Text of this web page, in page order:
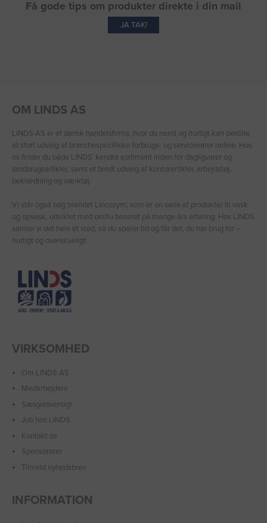
Få gode tips om produkter direkte i din mail
JA TAK!
OM LINDS AS
LINDS AS er et dansk handelsfirma, hvor du nemt og hurtigt kan bestille
et stort udvalg af branchespecifikke forbrugs- og servicevarer online. Hos
os finder du både LINDS′ kendte sortiment inden for dagligvarer og
landbrugsartikler, samt et bredt udvalg af kontorartikler, arbejdstøj,
beklædning og værktøj.
Vi står også bag brandet Lincozym, som er en serie af produkter til vask
og opvask, udviklet med omhu baseret på mange års erfaring. Hos LINDS
samler vi det hele ét sted, så du sparer tid og får det, du har brug for –
hurtigt og overskueligt.
VIRKSOMHED
Om LINDS AS
Medarbejdere
Sælgeroversigt
Job hos LINDS
Kontakt os
Sponsorater
Tilmeld nyhedsbrev
INFORMATION